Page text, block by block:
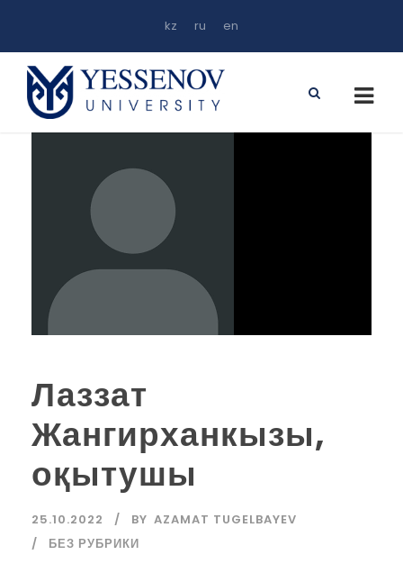
kz ru en
Лаззат
Жангирханкызы,
оқытушы
25.10.2022 BY AZAMAT TUGELBAYEV
БЕЗ РУБРИКИ